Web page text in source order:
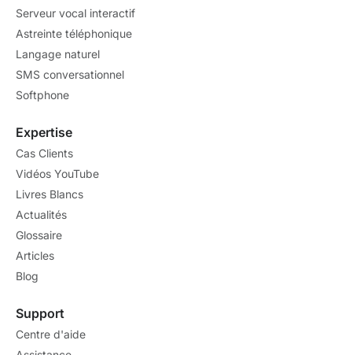
Serveur vocal interactif
Astreinte téléphonique
Langage naturel
SMS conversationnel
Softphone
Expertise
Cas Clients
Vidéos YouTube
Livres Blancs
Actualités
Glossaire
Articles
Blog
Support
Centre d'aide